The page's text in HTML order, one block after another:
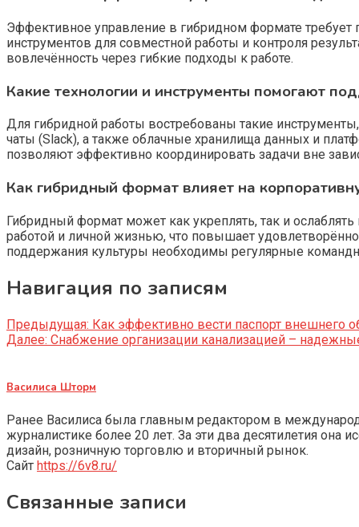
Эффективное управление в гибридном формате
инструментов для совместной работы и контроля
вовлечённость через гибкие подходы к работе.
Какие технологии и инструменты помогают
Для гибридной работы востребованы такие
чаты (Slack), а также облачные хранилища данных и
позволяют эффективно координировать задачи вне
Как гибридный формат влияет на
Гибридный формат может как укреплять, так и
работой и личной жизнью, что повышает
поддержания культуры необходимы регулярные
Навигация по записям
Предыдущая: Как эффективно вести паспорт внешнего
Далее: Снабжение организации канализацией –
Василиса Шторм
Ранее Василиса была главным редактором в
журналистике более 20 лет. За эти два десятилетия
дизайн, розничную торговлю и вторичный рынок.
Сайт https://6v8.ru/
Связанные записи